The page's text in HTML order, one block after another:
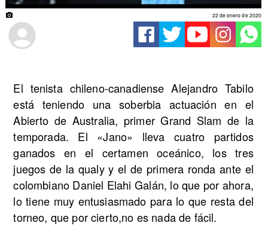
22 de enero de 2020
El tenista chileno-canadiense Alejandro Tabilo
está teniendo una soberbia actuación en el
Abierto de Australia, primer Grand Slam de la
temporada. El «Jano» lleva cuatro partidos
ganados en el certamen oceánico, los tres
juegos de la qualy y el de primera ronda ante el
colombiano Daniel Elahi Galán, lo que por ahora,
lo tiene muy entusiasmado para lo que resta del
torneo, que por cierto,no es nada de fácil.